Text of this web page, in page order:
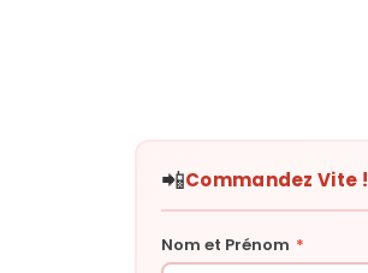
📲Commandez Vite !
Nom et Prénom *